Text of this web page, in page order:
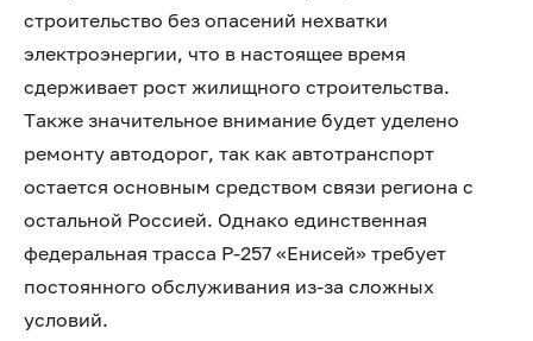
строительство без опасений нехватки
электроэнергии, что в настоящее время
сдерживает рост жилищного строительства.
Также значительное внимание будет уделено
ремонту автодорог, так как автотранспорт
остается основным средством связи региона с
остальной Россией. Однако единственная
федеральная трасса Р-257 «Енисей» требует
постоянного обслуживания из-за сложных
условий.